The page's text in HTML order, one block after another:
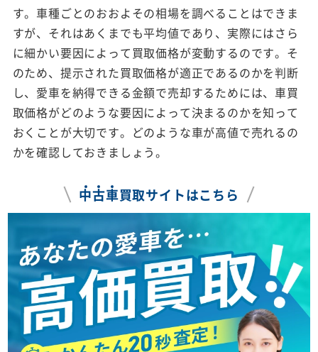
す。車種ごとのおおよその相場を調べることはできま
すが、それはあくまでも平均値であり、実際にはさら
に細かい要因によって買取価格が変動するのです。そ
のため、提示された買取価格が適正であるのかを判断
し、愛車を納得できる金額で売却するためには、車買
取価格がどのような要因によって決まるのかを知って
おくことが大切です。どのような車が高値で売れるの
かを確認しておきましょう。
中古車買取サイトはこちら